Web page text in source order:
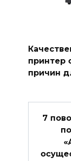
принтер
причин
7